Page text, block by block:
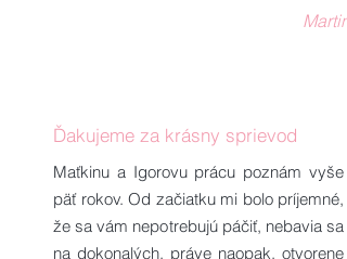
Martin
Ďakujeme za krásny sprievod
Maťkinu a Igorovu prácu poznám vyše
päť rokov. Od začiatku mi bolo príjemné,
že sa vám nepotrebujú páčiť, nebavia sa
na dokonalých, práve naopak, otvorene